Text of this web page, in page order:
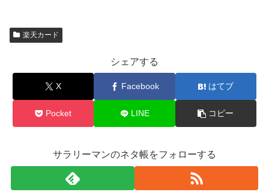
楽天カード
シェアする
X Facebook はてブ
Pocket LINE コピー
サラリーマンのネタ帳をフォローする